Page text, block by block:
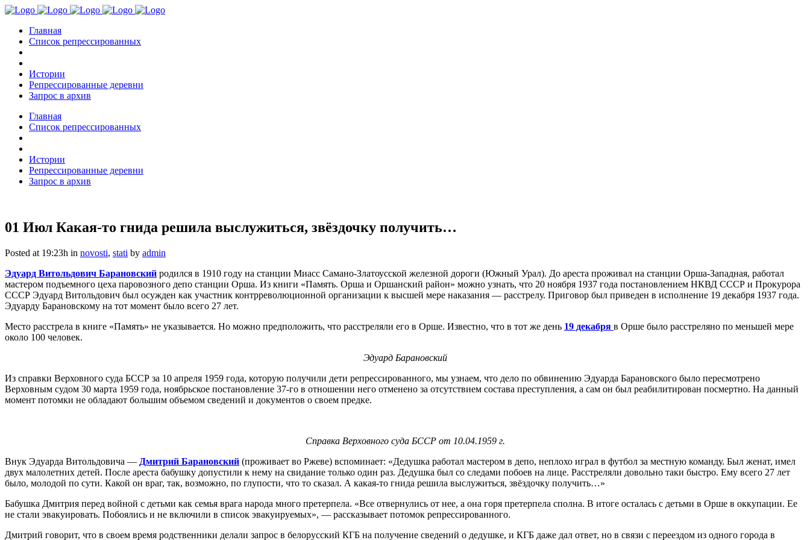
Главная
Список репрессированных
Истории
Репрессированные деревни
Запрос в архив
Главная
Список репрессированных
Истории
Репрессированные деревни
Запрос в архив
01 Июл Какая-то гнида решила выслужиться, звёздочку получить…
Posted at 19:23h in novosti, stati by admin
Эдуард Витольдович Барановский родился в 1910 году на станции Миасс Самано-Златоусской железной дороги (Южный Урал). До ареста проживал на станции Орша-Западная, работал
мастером подъемного цеха паровозного депо станции Орша. Из книги «Память. Орша и Оршанский район» можно узнать, что 20 ноября 1937 года постановлением НКВД СССР и Прокурора
СССР Эдуард Витольдович был осужден как участник контрреволюционной организации к высшей мере наказания — расстрелу. Приговор был приведен в исполнение 19 декабря 1937 года.
Эдуарду Барановскому на тот момент было всего 27 лет.
Место расстрела в книге «Память» не указывается. Но можно предположить, что расстреляли его в Орше. Известно, что в тот же день 19 декабря в Орше было расстреляно по меньшей мере
около 100 человек.
Эдуард Барановский
Из справки Верховного суда БССР за 10 апреля 1959 года, которую получили дети репрессированного, мы узнаем, что дело по обвинению Эдуарда Барановского было пересмотрено
Верховным судом 30 марта 1959 года, ноябрьское постановление 37-го в отношении него отменено за отсутствием состава преступления, а сам он был реабилитирован посмертно. На данный
момент потомки не обладают большим объемом сведений и документов о своем предке.
Справка Верховного суда БССР от 10.04.1959 г.
Внук Эдуарда Витольдовича — Дмитрий Барановский (проживает во Ржеве) вспоминает: «Дедушка работал мастером в депо, неплохо играл в футбол за местную команду. Был женат, имел
двух малолетних детей. После ареста бабушку допустили к нему на свидание только один раз. Дедушка был со следами побоев на лице. Расстреляли довольно таки быстро. Ему всего 27 лет
было, молодой по сути. Какой он враг, так, возможно, по глупости, что то сказал. А какая-то гнида решила выслужиться, звёздочку получить…»
Бабушка Дмитрия перед войной с детьми как семья врага народа много претерпела. «Все отвернулись от нее, а она горя претерпела сполна. В итоге осталась с детьми в Орше в оккупации. Ее
не стали эвакуировать. Побоялись и не включили в список эвакуируемых», — рассказывает потомок репрессированного.
Дмитрий говорит, что в своем время родственники делали запрос в белорусский КГБ на получение сведений о дедушке, и КГБ даже дал ответ, но в связи с переездом из одного города в